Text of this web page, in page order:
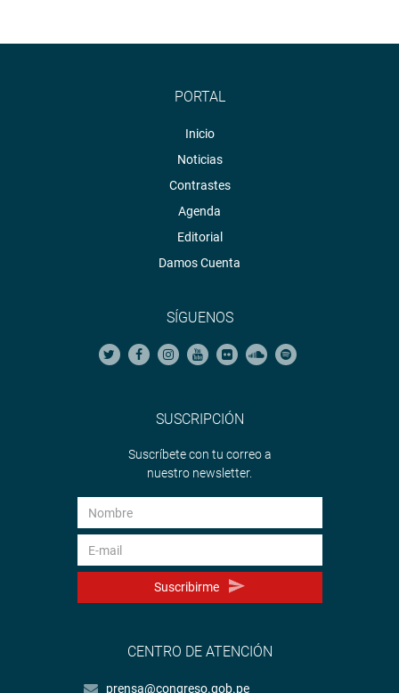
PORTAL
Inicio
Noticias
Contrastes
Agenda
Editorial
Damos Cuenta
SÍGUENOS
SUSCRIPCIÓN
Suscríbete con tu correo a
nuestro newsletter.
Suscribirme
CENTRO DE ATENCIÓN
prensa@congreso.gob.pe